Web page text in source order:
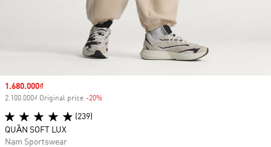
Sale price
1.680.000₫
2.100.000₫ Original price -20%
(239)
QUẦN SOFT LUX
Nam Sportswear